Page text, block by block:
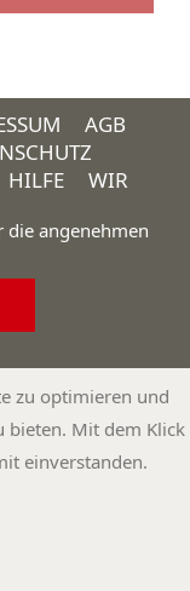
AGB
HILFE WIR
angenehmen
zu optimieren und
bieten. Mit dem Klick
einverstanden.